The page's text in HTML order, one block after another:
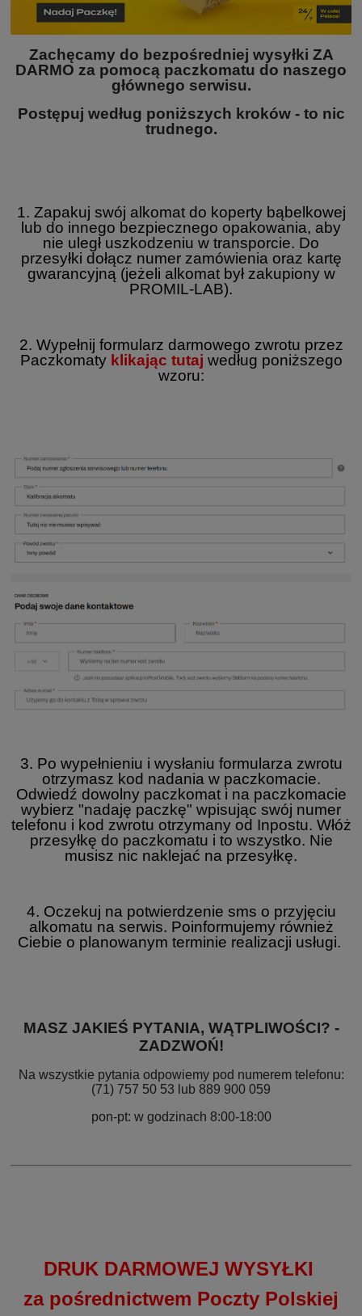
Zachęcamy do bezpośredniej wysyłki ZA
DARMO za pomocą paczkomatu do naszego
głównego serwisu.
Postępuj według poniższych kroków - to nic
trudnego.
1. Zapakuj swój alkomat do koperty bąbelkowej
lub do innego bezpiecznego opakowania, aby
nie uległ uszkodzeniu w transporcie. Do
przesyłki dołącz numer zamówienia oraz kartę
gwarancyjną (jeżeli alkomat był zakupiony w
PROMIL-LAB).
2. Wypełnij formularz darmowego zwrotu przez
Paczkomaty klikając tutaj według poniższego
wzoru:
3. Po wypełnieniu i wysłaniu formularza zwrotu
otrzymasz kod nadania w paczkomacie.
Odwiedź dowolny paczkomat i na paczkomacie
wybierz "nadaję paczkę" wpisując swój numer
telefonu i kod zwrotu otrzymany od Inpostu. Włóż
przesyłkę do paczkomatu i to wszystko. Nie
musisz nic naklejać na przesyłkę.
4. Oczekuj na potwierdzenie sms o przyjęciu
alkomatu na serwis. Poinformujemy również
Ciebie o planowanym terminie realizacji usługi.
MASZ JAKIEŚ PYTANIA, WĄTPLIWOŚCI? -
ZADZWOŃ!
Na wszystkie pytania odpowiemy pod numerem telefonu:
(71) 757 50 53 lub 889 900 059
pon-pt: w godzinach 8:00-18:00
DRUK DARMOWEJ WYSYŁKI
za pośrednictwem Poczty Polskiej